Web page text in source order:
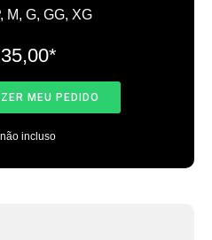
M, G, GG, XG
MEU PEDIDO
incluso